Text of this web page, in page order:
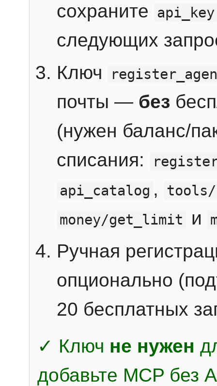
сохраните
api_key
следующих
Ключ
почты — без
(нужен баланс/
списания:
api_catalog ,
money/get_limit
и
Ручная
опционально
20 бесплатных
✓ Ключ не нужен
добавьте MCP без